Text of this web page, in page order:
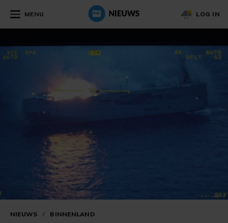
MENU LOG IN
NIEUWS / BINNENLAND